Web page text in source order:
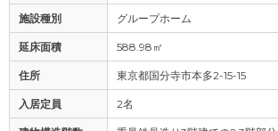
施設種別 グループホーム
延床面積 588.98㎡
住所 東京都国分寺市本多2-15-15
入居定員 2名